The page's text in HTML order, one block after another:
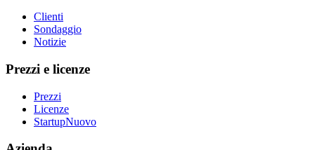
Clienti
Sondaggio
Notizie
Prezzi e licenze
Prezzi
Licenze
StartupNuovo